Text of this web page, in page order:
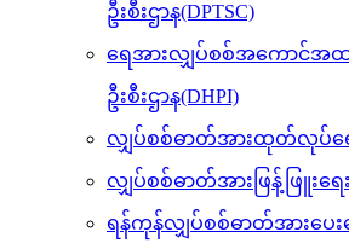
ဦးစီးဌာန(DPTSC)
ရေအားလျှပ်စစ်အကောင်အထ
ဦးစီးဌာန(DHPI)
လျှပ်စစ်ဓာတ်အားထုတ်လုပ်ရေ
လျှပ်စစ်ဓာတ်အားဖြန့်ဖြူးရေ
ရန်ကုန်လျှပ်စစ်ဓာတ်အားပေး